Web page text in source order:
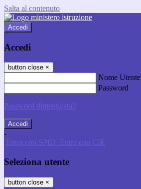
Salta al contenuto
Accedi
Accedi
button close ×
Nome Utente
Password
Password dimenticata?
-
Entra con SPID Entra con CIE
Seleziona utente
button close ×